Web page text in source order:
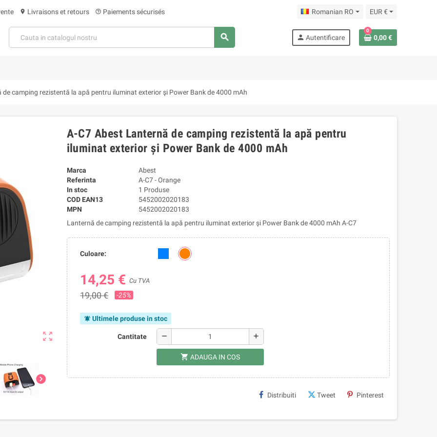
location_on Livraisons et retours help_outline Paiements sécurisés Romanian RO EUR €
search person Autentificare
0
0,00 €
de camping rezistentă la apă pentru iluminat exterior și Power Bank de 4000 mAh
zoom_out_map
chevron_right
A-C7 Abest Lanternă de camping rezistentă la apă pentru
iluminat exterior și Power Bank de 4000 mAh
Marca
Abest
Referinta
A-C7 - Orange
In stoc
1 Produse
COD EAN13
5452002020183
MPN
5452002020183
Lanternă de camping rezistentă la apă pentru iluminat exterior și Power Bank de 4000 mAh A-C7
Culoare:
14,25 € Cu TVA
19,00 € -25%
notifications_active Ultimele produse in stoc
Cantitate remove add
shopping_cart ADAUGA IN COS
Distribuiti Tweet Pinterest